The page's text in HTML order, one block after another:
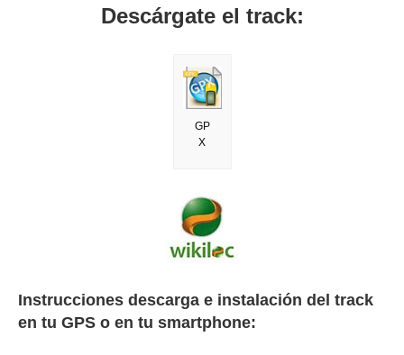
Descárgate el track:
GP
X
Instrucciones descarga e instalación del track
en tu GPS o en tu smartphone: